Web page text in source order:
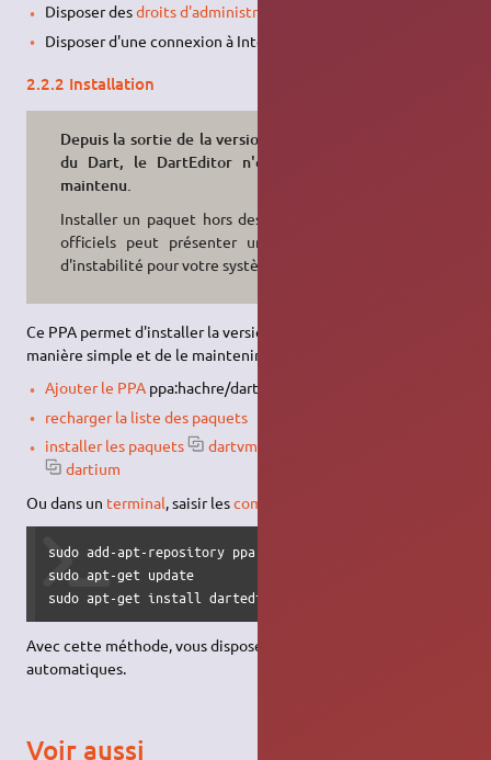
Disposer desdroits d'administration
Disposer d'une connexion à Internet configurée et activée.
2.2.2 Installation
Depuis la sortie de la version 1.11.0
du Dart, le DartEditor n'est plus
maintenu.
Installer un paquet hors des dépôts
officiels peut présenter un risque
d'instabilité pour votre système.
Ce PPA permet d'installer la version officielle de Dart d'une
manière simple et de le maintenir à jour.
Ajouter le PPAppa:hachre/dart dans vos sources de logiciels
recharger la liste des paquets
installer les paquets
dartvm
dartium
Ou dans un terminal, saisir lescommandes
sudo add-apt-repository ppa:hachre/dart
sudo apt-get update
sudo apt-get install darteditor dartsdk dartium dartvm
Avec cette méthode, vous disposez des mises à jour
automatiques.
Voir aussi